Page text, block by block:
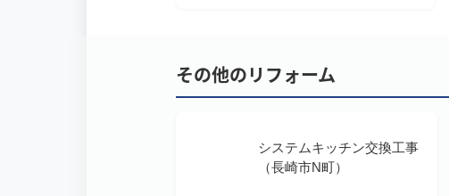
その他のリフォーム
システムキッチン交換工事
（長崎市N町）